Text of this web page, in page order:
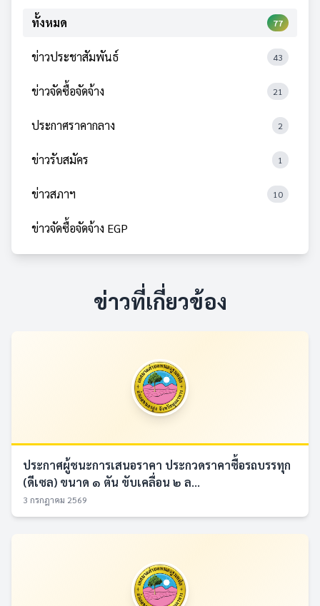
ทั้งหมด 77
ข่าวประชาสัมพันธ์ 43
ข่าวจัดซื้อจัดจ้าง 21
ประกาศราคากลาง 2
ข่าวรับสมัคร 1
ข่าวสภาฯ 10
ข่าวจัดซื้อจัดจ้าง EGP
ข่าวที่เกี่ยวข้อง
ประกาศผู้ชนะการเสนอราคา ประกวดราคาซื้อรถบรรทุก
(ดีเซล) ขนาด ๑ ตัน ขับเคลื่อน ๒ ล...
3 กรกฎาคม 2569